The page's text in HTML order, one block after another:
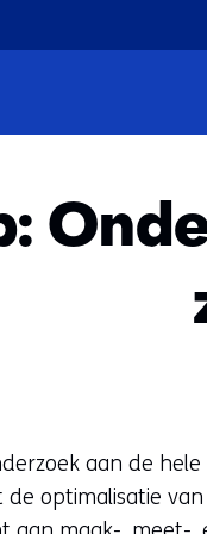
aan de
optimalisatie